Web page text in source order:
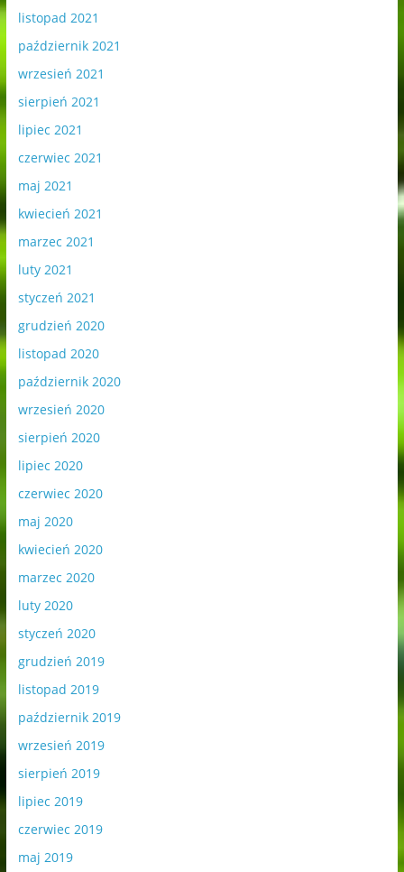
listopad 2021
październik 2021
wrzesień 2021
sierpień 2021
lipiec 2021
czerwiec 2021
maj 2021
kwiecień 2021
marzec 2021
luty 2021
styczeń 2021
grudzień 2020
listopad 2020
październik 2020
wrzesień 2020
sierpień 2020
lipiec 2020
czerwiec 2020
maj 2020
kwiecień 2020
marzec 2020
luty 2020
styczeń 2020
grudzień 2019
listopad 2019
październik 2019
wrzesień 2019
sierpień 2019
lipiec 2019
czerwiec 2019
maj 2019